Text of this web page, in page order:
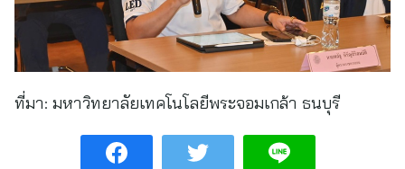
ที่มา: มหาวิทยาลัยเทคโนโลยีพระจอมเกล้า ธนบุรี